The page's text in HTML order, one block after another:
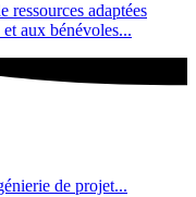
ressources adaptées
aux bénévoles...
de projet...